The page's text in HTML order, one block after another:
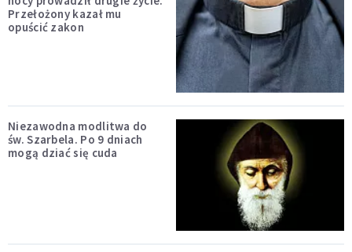
Przełożony kazał mu
opuścić zakon
Niezawodna modlitwa do
św. Szarbela. Po 9 dniach
mogą dziać się cuda